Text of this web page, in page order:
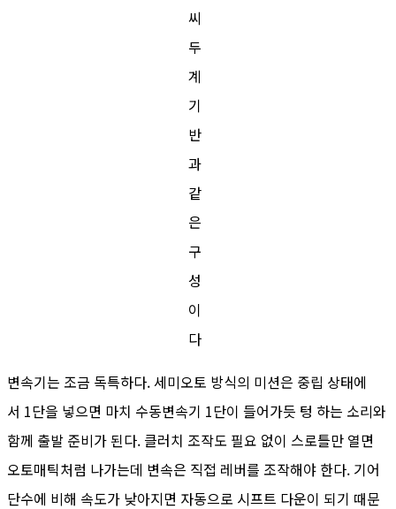
씨
두
계
기
반
과
같
은
구
성
이
다
변속기는 조금 독특하다. 세미오토 방식의 미션은 중립 상태에
서 1단을 넣으면 마치 수동변속기 1단이 들어가듯 텅 하는 소리와
함께 출발 준비가 된다. 클러치 조작도 필요 없이 스로틀만 열면
오토매틱처럼 나가는데 변속은 직접 레버를 조작해야 한다. 기어
단수에 비해 속도가 낮아지면 자동으로 시프트 다운이 되기 때문